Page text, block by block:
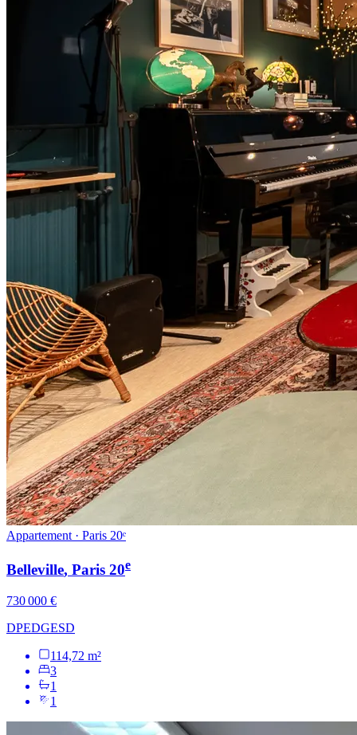
Appartement · Paris 20ᵉ
Belleville, Paris 20e
730 000 €
DPEDGESD
114,72 m²
3
1
1